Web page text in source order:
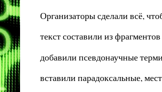
Организаторы сделали всё,
текст составили из
добавили псевдонаучные
вставили парадоксальные,